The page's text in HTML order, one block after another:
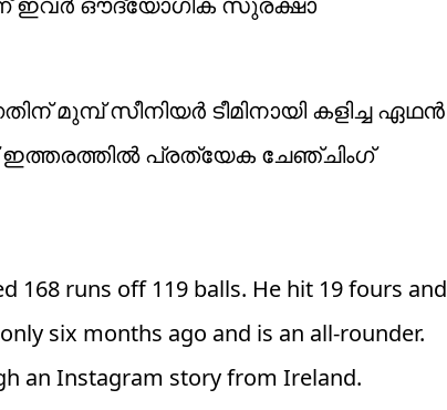
സീനിയർ ടീമിനായി കളിച്ച ഏഥൻ
പ്രത്യേക ചേഞ്ചിംഗ്
168 runs off 119 balls. He hit 19 fours and
six months ago and is an all-rounder.
an Instagram story from Ireland.